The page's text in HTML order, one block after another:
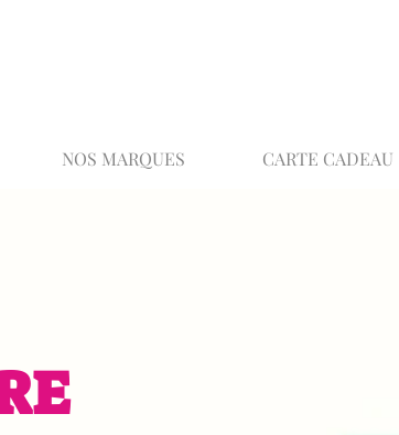
NOS MARQUES CARTE CADEAU